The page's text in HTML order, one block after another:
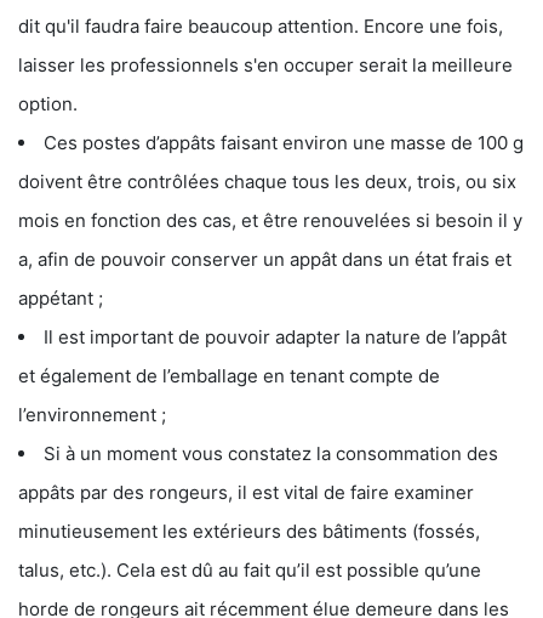
dit qu'il faudra faire beaucoup attention. Encore une fois,
laisser les professionnels s'en occuper serait la meilleure
option.
Ces postes d’appâts faisant environ une masse de 100 g
doivent être contrôlées chaque tous les deux, trois, ou six
mois en fonction des cas, et être renouvelées si besoin il y
a, afin de pouvoir conserver un appât dans un état frais et
appétant ;
Il est important de pouvoir adapter la nature de l’appât
et également de l’emballage en tenant compte de
l’environnement ;
Si à un moment vous constatez la consommation des
appâts par des rongeurs, il est vital de faire examiner
minutieusement les extérieurs des bâtiments (fossés,
talus, etc.). Cela est dû au fait qu’il est possible qu’une
horde de rongeurs ait récemment élue demeure dans les